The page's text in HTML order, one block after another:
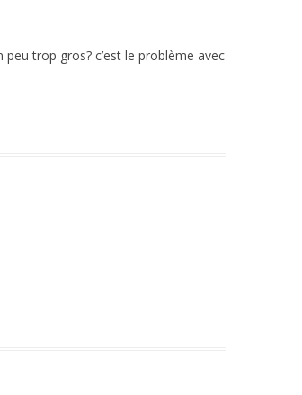
trop gros? c’est le problème avec